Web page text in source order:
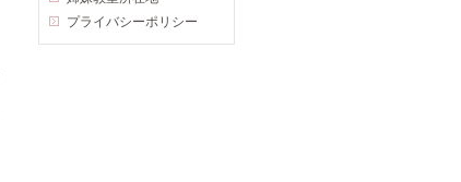
プライバシーポリシー